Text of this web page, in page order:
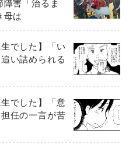
害「治るま
母は
でした】「い
い詰められる
でした】「意
任の一言が苦